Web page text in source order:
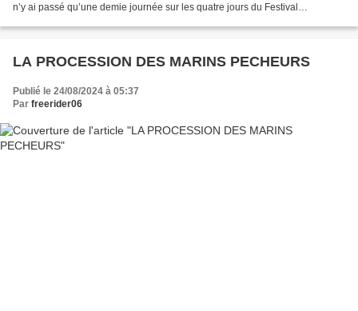
n’y ai passé qu’une demie journée sur les quatre jours du Festival
LA PROCESSION DES MARINS PECHEURS
Publié le 24/08/2024 à 05:37
Par freerider06